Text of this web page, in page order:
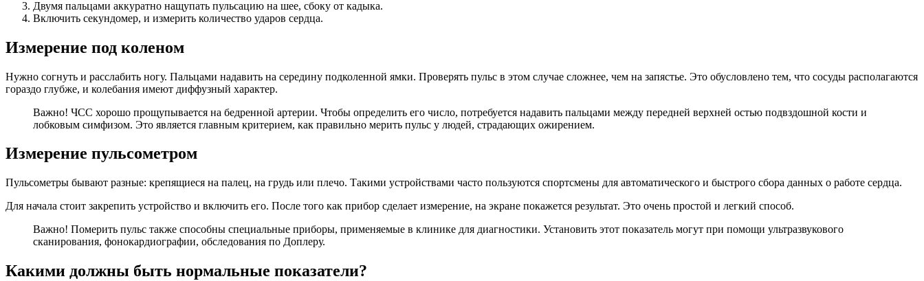
Двумя пальцами аккуратно нащупать пульсацию на шее, сбоку от кадыка.
Включить секундомер, и измерить количество ударов сердца.
Измерение под коленом
Нужно согнуть и расслабить ногу. Пальцами надавить на середину подколенной ямки. Проверять пульс в этом случае сложнее, чем на запястье. Это обусловлено тем, что сосуды располагаются
гораздо глубже, и колебания имеют диффузный характер.
Важно! ЧСС хорошо прощупывается на бедренной артерии. Чтобы определить его число, потребуется надавить пальцами между передней верхней остью подвздошной кости и
лобковым симфизом. Это является главным критерием, как правильно мерить пульс у людей, страдающих ожирением.
Измерение пульсометром
Пульсометры бывают разные: крепящиеся на палец, на грудь или плечо. Такими устройствами часто пользуются спортсмены для автоматического и быстрого сбора данных о работе сердца.
Для начала стоит закрепить устройство и включить его. После того как прибор сделает измерение, на экране покажется результат. Это очень простой и легкий способ.
Важно! Померить пульс также способны специальные приборы, применяемые в клинике для диагностики. Установить этот показатель могут при помощи ультразвукового
сканирования, фонокардиографии, обследования по Доплеру.
Какими должны быть нормальные показатели?